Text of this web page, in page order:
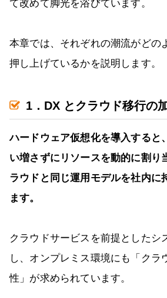
て改めて脚光を浴びています。
本章では、それぞれの潮流がどの
押し上げているかを説明します。
1．DX とクラウド移行の
ハードウェア仮想化を導入すると
い増さずにリソースを動的に割り
ラウドと同じ運用モデルを社内に
ます。
クラウドサービスを前提としたシ
し、オンプレミス環境にも「クラ
性」が求められています。